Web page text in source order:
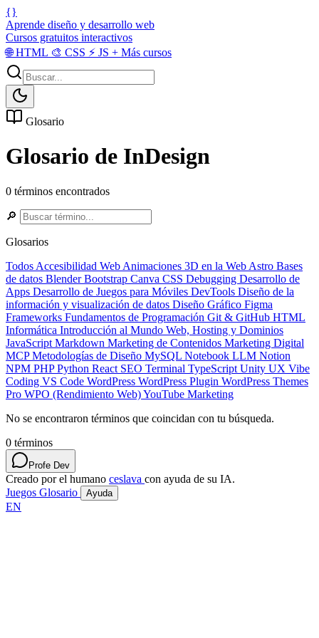
{}
Aprende diseño y desarrollo web
Cursos gratuitos interactivos
🌐HTML 🎨 CSS ⚡ JS + Más cursos
Glosario
Glosario de InDesign
0 términos encontrados
🔎
Glosarios
Todos Accesibilidad Web Animaciones 3D en la Web Astro Bases
de datos BlenderBootstrap Canva CSS Debugging Desarrollo de
Apps Desarrollo de Juegos para Móviles DevTools Diseño de la
información y visualización de datos Diseño Gráfico Figma
Frameworks Fundamentos de Programación Git & GitHub HTML
Informática Introducción al Mundo Web, Hosting y Dominios
JavaScript Markdown Marketing de Contenidos Marketing Digital
MCPMetodologías de Diseño MySQL Notebook LLM Notion
NPM PHPPython React SEO Terminal TypeScript Unity UX Vibe
Coding VS Code WordPress WordPress Plugin WordPress Themes
Pro WPO (Rendimiento Web)YouTube Marketing
No se encontraron términos que coincidan con tu búsqueda.
0 términos
Profe Dev
Creado por el humano ceslava con ayuda de su IA.
Juegos Glosario Ayuda
EN